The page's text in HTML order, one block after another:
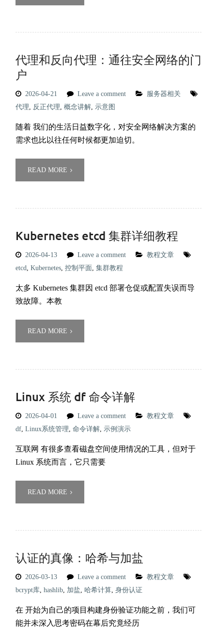
代理和反向代理：通往安全网络的门
户
2026-04-21 Leave a comment
服务器相关
代理, 反正代理, 概念讲解, 示意图
随着 我们的生活日益数字化，对安全网络解决方案的
需求也比以往任何时候都更加迫切。
READ MORE
Kubernetes etcd 集群详细教程
2026-04-13 Leave a comment
教程文章
etcd, Kubernetes, 控制平面, 集群教程
太多 Kubernetes 集群因 etcd 部署仓促或配置失误而导
致故障。本教
READ MORE
Linux 系统 df 命令详解
2026-04-01 Leave a comment
教程文章
df, Linux系统管理, 命令详解, 示例演示
互联网 有很多查看磁盘空间使用情况的工具，但对于
Linux 系统而言，它只需要
READ MORE
认证的真像：哈希与加盐
2026-03-13 Leave a comment
教程文章
bcrypt库, hashlib, 加盐, 哈希计算, 身份认证
在 开始为自己的项目构建身份验证功能之前，我们可
能并未深入思考密码在幕后究竟经历